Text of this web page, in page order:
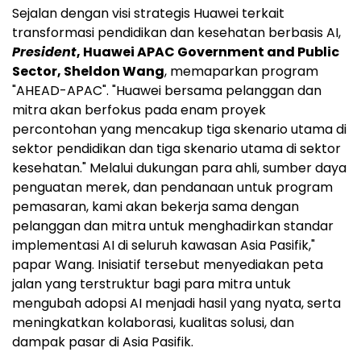
Sejalan dengan visi strategis Huawei terkait
transformasi pendidikan dan kesehatan berbasis AI,
President, Huawei APAC Government and Public
Sector, Sheldon Wang, memaparkan program
"AHEAD-APAC". "Huawei bersama pelanggan dan
mitra akan berfokus pada enam proyek
percontohan yang mencakup tiga skenario utama di
sektor pendidikan dan tiga skenario utama di sektor
kesehatan." Melalui dukungan para ahli, sumber daya
penguatan merek, dan pendanaan untuk program
pemasaran, kami akan bekerja sama dengan
pelanggan dan mitra untuk menghadirkan standar
implementasi AI di seluruh kawasan Asia Pasifik,"
papar Wang. Inisiatif tersebut menyediakan peta
jalan yang terstruktur bagi para mitra untuk
mengubah adopsi AI menjadi hasil yang nyata, serta
meningkatkan kolaborasi, kualitas solusi, dan
dampak pasar di Asia Pasifik.